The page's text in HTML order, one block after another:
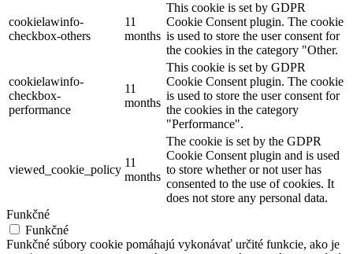
cookielawinfo-
checkbox-others
11
months
This cookie is set by GDPR
Cookie Consent plugin. The cookie
is used to store the user consent for
the cookies in the category "Other.
cookielawinfo-
checkbox-
performance
11
months
This cookie is set by GDPR
Cookie Consent plugin. The cookie
is used to store the user consent for
the cookies in the category
"Performance".
viewed_cookie_policy
11
months
The cookie is set by the GDPR
Cookie Consent plugin and is used
to store whether or not user has
consented to the use of cookies. It
does not store any personal data.
Funkčné
Funkčné
Funkčné súbory cookie pomáhajú vykonávať určité funkcie, ako je